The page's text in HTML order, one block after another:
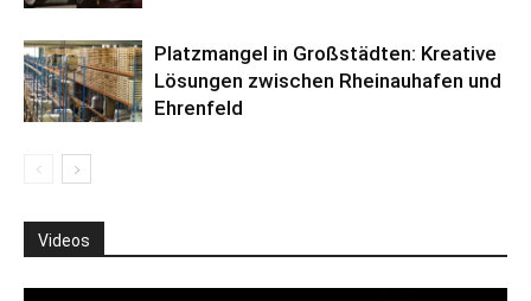
Platzmangel in Großstädten: Kreative
Lösungen zwischen Rheinauhafen und
Ehrenfeld
Videos